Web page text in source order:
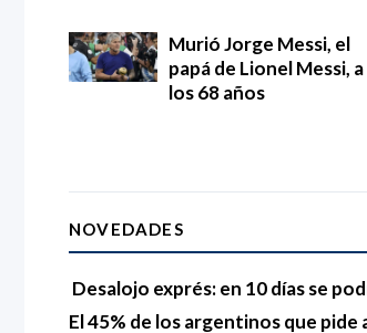
Murió Jorge Messi, el
papá de Lionel Messi, a
los 68 años
NOVEDADES
Desalojo exprés: en 10 días se
El 45% de los argentinos que